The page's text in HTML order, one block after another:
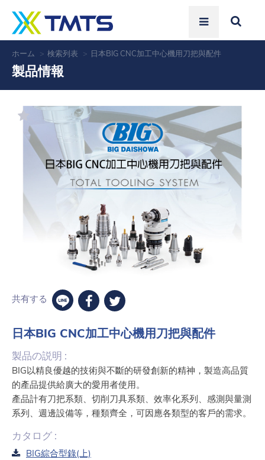
ホーム 検索列表 日本BIG CNC加工中心機用刀把與配件
製品情報
共有する
日本BIG CNC加工中心機用刀把與配件
製品の説明 :
BIG以精良優越的技術與不斷的研發創新的精神，製造高品質
的產品提供給廣大的愛用者使用。
產品計有刀把系類、切削刀具系類、效率化系列、感測與量測
系列、週邊設備等，種類齊全，可因應各類型的客戶的需求。
カタログ :
BIG綜合型錄(上)